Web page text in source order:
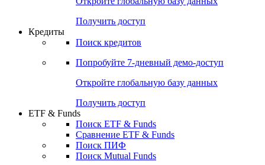
Попробуйте7-дневный
Откройте глобальную базу данных
Получить доступ
Поиск кредитов
Попробуйте7-дневный
Откройте глобальную базу данных
Получить доступ
ETF & Funds